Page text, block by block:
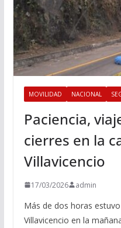
MOVILIDAD NACIONAL
Paciencia,
cierres en la
Villavicencio
17/03/2026 admin
Más de dos horas
Villavicencio en la